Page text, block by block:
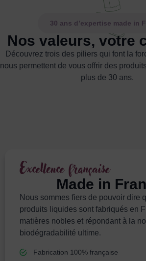
30 ans d’expertise made in
Nos valeurs, votre
Découvrez trois des piliers qui font la
nous permettent de vous offrir des
plus de 30 ans.
Excellence française
Made in
Nous sommes fiers de pouvoir dire
produits liquides sont fabriqués en
matières nobles et répondant à la
biodégradabilité ultime.
Fabrication 100% française